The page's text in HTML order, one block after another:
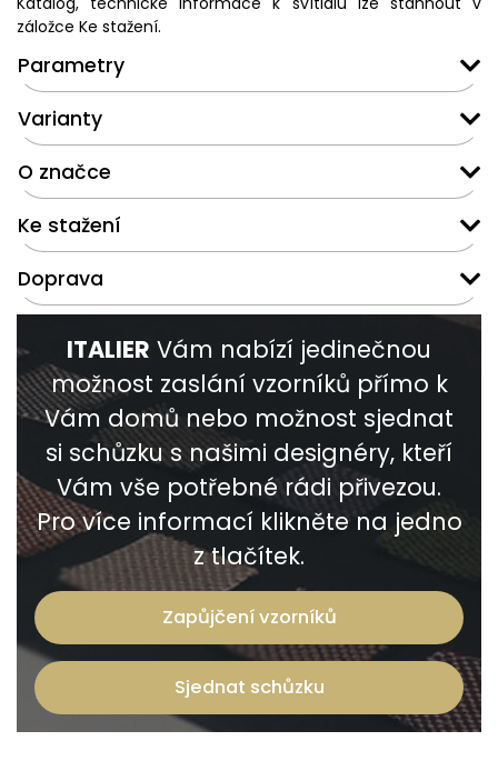
záložce Ke stažení.
Parametry
Varianty
O značce
Ke stažení
Doprava
ITALIER Vám nabízí jedinečnou
možnost zaslání vzorníků přímo k
Vám domů nebo možnost sjednat
si schůzku s našimi designéry, kteří
Vám vše potřebné rádi přivezou.
Pro více informací klikněte na jedno
z tlačítek.
Zapůjčení vzorníků
Sjednat schůzku